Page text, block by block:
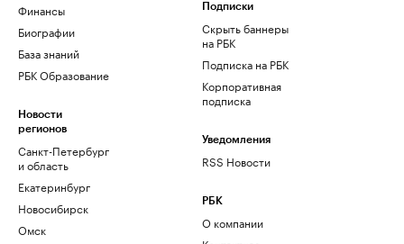
Финансы
Биографии
База знаний
РБК Образование
Новости
регионов
Санкт-Петербург
и область
Екатеринбург
Новосибирск
Омск
Подписки
Скрыть баннеры
на РБК
Подписка на РБК
Корпоративная
подписка
Уведомления
RSS Новости
РБК
О компании